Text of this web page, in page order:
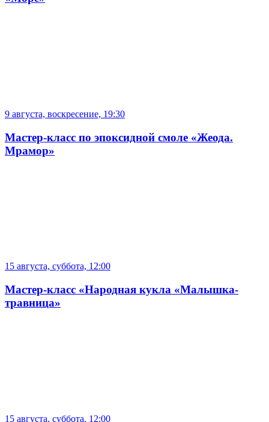
9 августа, воскресение, 19:30
Мастер-класс по эпоксидной смоле «Жеода.
Мрамор»
15 августа, суббота, 12:00
Мастер-класс «Народная кукла «Малышка-
травница»
15 августа, суббота, 12:00